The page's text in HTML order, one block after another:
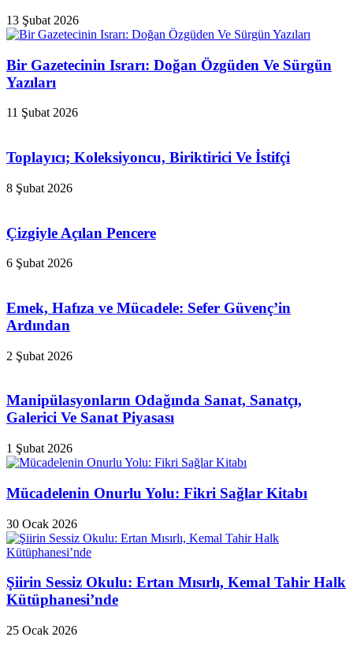
13 Şubat 2026
Bir Gazetecinin Israrı: Doğan Özgüden Ve Sürgün
Yazıları
11 Şubat 2026
Toplayıcı; Koleksiyoncu, Biriktirici Ve İstifçi
8 Şubat 2026
Çizgiyle Açılan Pencere
6 Şubat 2026
Emek, Hafıza ve Mücadele: Sefer Güvenç’in
Ardından
2 Şubat 2026
Manipülasyonların Odağında Sanat, Sanatçı,
Galerici Ve Sanat Piyasası
1 Şubat 2026
Mücadelenin Onurlu Yolu: Fikri Sağlar Kitabı
30 Ocak 2026
Şiirin Sessiz Okulu: Ertan Mısırlı, Kemal Tahir Halk
Kütüphanesi’nde
25 Ocak 2026